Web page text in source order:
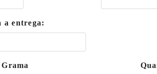
a entrega: